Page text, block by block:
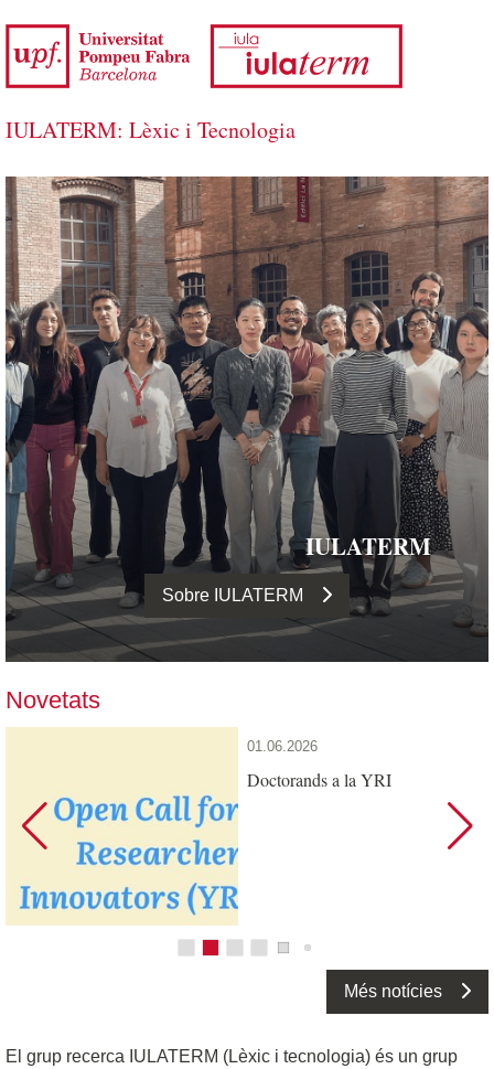
Salta al contingut principal
IULATERM: Lèxic i Tecnologia
IULATERM: Lèxic i Tecnologia
IULATERM
Sobre IULATERM
Novetats
01.06.2026
Doctorands a la YRI
Més notícies
El grup recerca IULATERM (Lèxic i tecnologia) és un grup